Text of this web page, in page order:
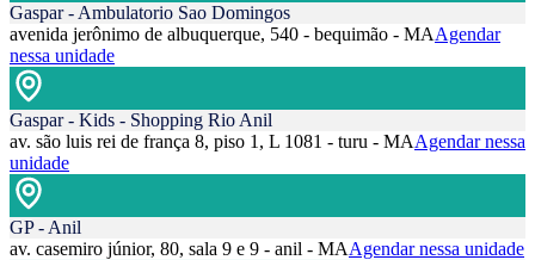
Gaspar - Ambulatorio Sao Domingos
avenida jerônimo de albuquerque, 540 - bequimão - MAAgendar
nessa unidade
Gaspar - Kids - Shopping Rio Anil
av. são luis rei de frança 8, piso 1, L 1081 - turu - MAAgendar nessa
unidade
GP - Anil
av. casemiro júnior, 80, sala 9 e 9 - anil - MAAgendar nessa unidade